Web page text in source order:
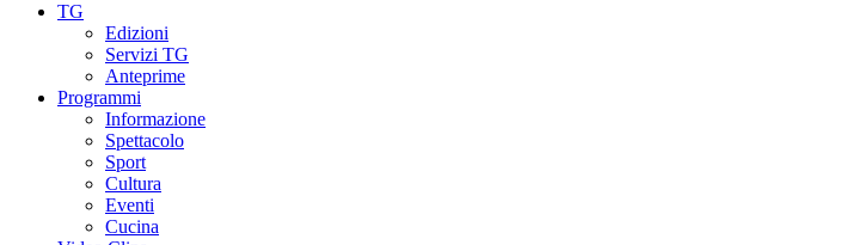
TG
Edizioni
Servizi TG
Anteprime
Programmi
Informazione
Spettacolo
Sport
Cultura
Eventi
Cucina